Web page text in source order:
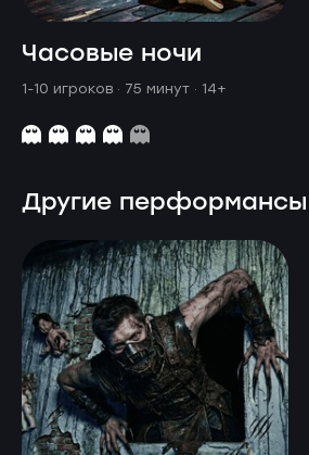
Часовые ночи
1-10 игроков · 75 минут · 14+
Другие перформансы